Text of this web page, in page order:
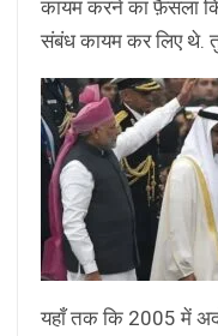
कायम करने का फ़ैसला
संबंध कायम कर लिए थे.
यहाँ तक कि 2005 में